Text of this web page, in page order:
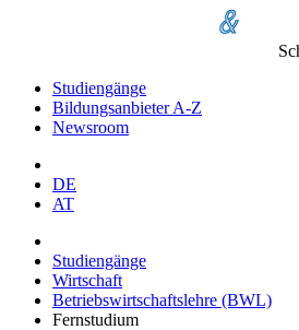
Studiengänge
Bildungsanbieter A-Z
Newsroom
DE
AT
Studiengänge
Wirtschaft
Betriebswirtschaftslehre (BWL)
Fernstudium